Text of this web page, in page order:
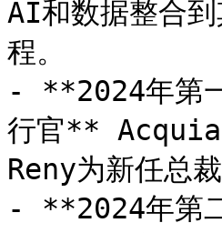
AI和数据整合
程。
- **2024年第
行官** Acquia
Reny为新任总
- **2024年第